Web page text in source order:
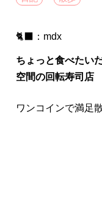
🐈‍⬛： mdx
ちょっと食べたい
空間の回転寿司店
ワンコインで満足